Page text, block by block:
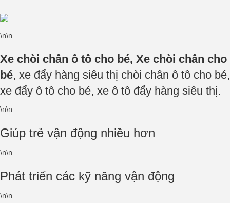
\n\n
Xe chòi chân ô tô cho bé, Xe chòi chân cho
bé, xe đẩy hàng siêu thị chòi chân ô tô cho bé,
xe đẩy ô tô cho bé, xe ô tô đẩy hàng siêu thị.
\n\n
Giúp trẻ vận động nhiều hơn
\n\n
Phát triển các kỹ năng vận động
\n\n